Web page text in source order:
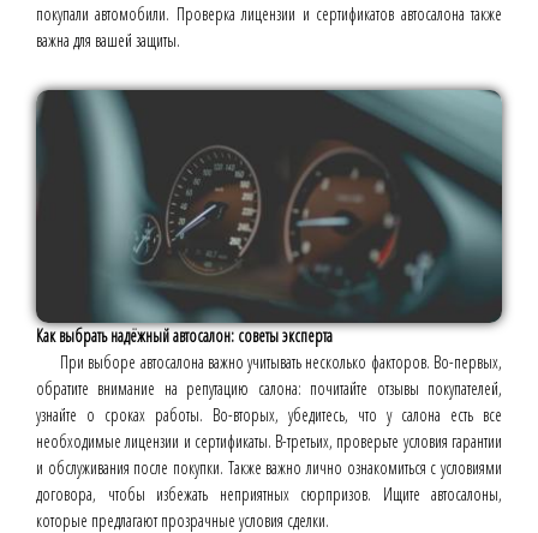
покупали автомобили. Проверка лицензии и сертификатов автосалона также
важна для вашей защиты.
Как выбрать надёжный автосалон: советы эксперта
При выборе автосалона важно учитывать несколько факторов. Во-первых,
обратите внимание на репутацию салона: почитайте отзывы покупателей,
узнайте о сроках работы. Во-вторых, убедитесь, что у салона есть все
необходимые лицензии и сертификаты. В-третьих, проверьте условия гарантии
и обслуживания после покупки. Также важно лично ознакомиться с условиями
договора, чтобы избежать неприятных сюрпризов. Ищите автосалоны,
которые предлагают прозрачные условия сделки.